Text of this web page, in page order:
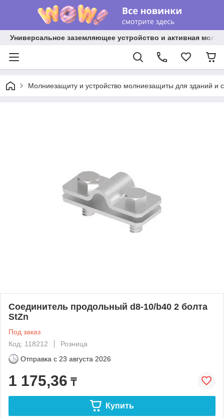
Универсальное заземляющее устройство и активная
Молниезащиту и устройство молниезащиты для зданий и
Соединитель продольный d8-10/b40 2 болта
StZn
Под заказ
Код: 118212
Розница
Отправка с 23 августа 2026
1 175,36 ₸
Купить